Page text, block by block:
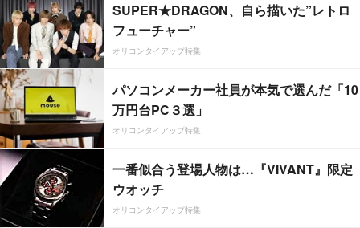
SUPER★DRAGON、自ら描いた”レトロ
フューチャー”
オリコンタイアップ特集
パソコンメーカー社員が本気で選んだ「10
万円台PC３選」
オリコンタイアップ特集
一番似合う登場人物は…『VIVANT』限定
ウオッチ
オリコンタイアップ特集